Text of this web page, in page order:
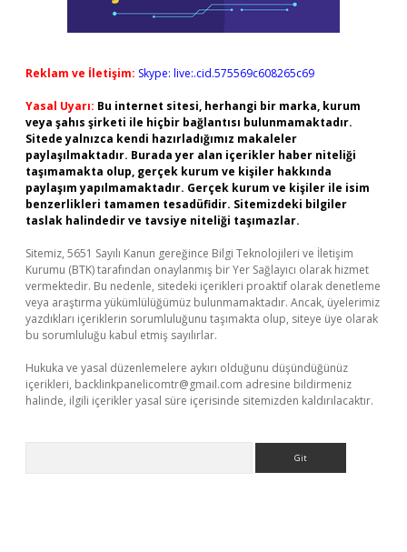
Reklam ve İletişim: Skype: live:.cid.575569c608265c69
Yasal Uyarı: Bu internet sitesi, herhangi bir marka, kurum
veya şahıs şirketi ile hiçbir bağlantısı bulunmamaktadır.
Sitede yalnızca kendi hazırladığımız makaleler
paylaşılmaktadır. Burada yer alan içerikler haber niteliği
taşımamakta olup, gerçek kurum ve kişiler hakkında
paylaşım yapılmamaktadır. Gerçek kurum ve kişiler ile isim
benzerlikleri tamamen tesadüfidir. Sitemizdeki bilgiler
taslak halindedir ve tavsiye niteliği taşımazlar.
Sitemiz, 5651 Sayılı Kanun gereğince Bilgi Teknolojileri ve İletişim
Kurumu (BTK) tarafından onaylanmış bir Yer Sağlayıcı olarak hizmet
vermektedir. Bu nedenle, sitedeki içerikleri proaktif olarak denetleme
veya araştırma yükümlülüğümüz bulunmamaktadır. Ancak, üyelerimiz
yazdıkları içeriklerin sorumluluğunu taşımakta olup, siteye üye olarak
bu sorumluluğu kabul etmiş sayılırlar.
Hukuka ve yasal düzenlemelere aykırı olduğunu düşündüğünüz
içerikleri, backlinkpanelicomtr@gmail.com adresine bildirmeniz
halinde, ilgili içerikler yasal süre içerisinde sitemizden kaldırılacaktır.